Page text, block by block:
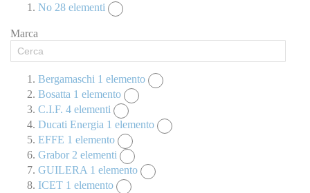
No 28 elementi
Marca
Bergamaschi 1 elemento
Bosatta 1 elemento
C.I.F. 4 elementi
Ducati Energia 1 elemento
EFFE 1 elemento
Grabor 2 elementi
GUILERA 1 elemento
ICET 1 elemento